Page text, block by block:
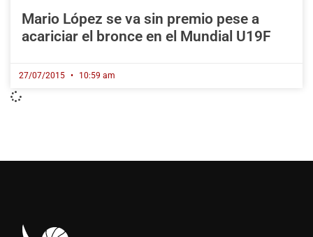
Mario López se va sin premio pese a
acariciar el bronce en el Mundial U19F
27/07/2015 10:59 am